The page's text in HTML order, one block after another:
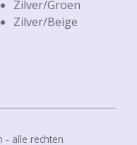
Zilver/Groen
Zilver/Beige
- alle rechten